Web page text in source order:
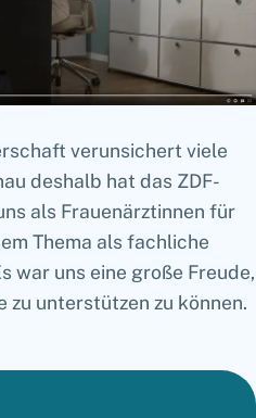
verunsichert viele
deshalb hat das ZDF-
als Frauenärztinnen für
Thema als fachliche
war uns eine große Freude,
zu unterstützen zu können.